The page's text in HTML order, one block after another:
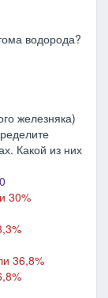
водорода?
железняка)
Какой из них
30%
36,8%